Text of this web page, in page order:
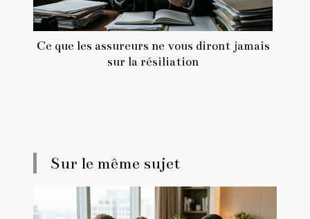
Ce que les assureurs ne vous diront jamais
sur la résiliation
Sur le même sujet